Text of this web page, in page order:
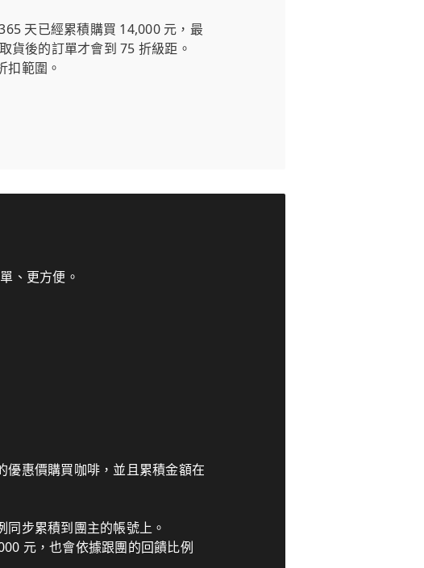
天已經累積購買 14,000 元，最
貨後的訂單才會到 75 折級距。
扣範圍。
、更方便。
優惠價購買咖啡，並且累積金額在
步累積到團主的帳號上。
元，也會依據跟團的回饋比例